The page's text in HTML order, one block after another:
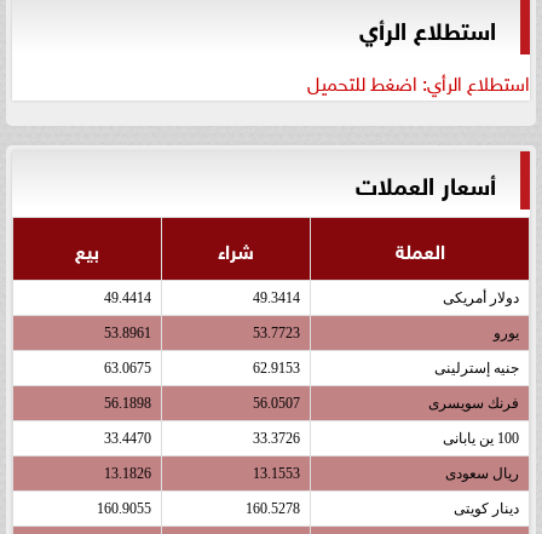
استطلاع الرأي
استطلاع الرأي: اضغط للتحميل
أسعار العملات
العملة شراء بيع
دولار أمريكى 49.3414
49.4414
يورو 53.7723
53.8961
جنيه إسترلينى 62.9153
63.0675
فرنك سويسرى 56.0507
56.1898
100 ين يابانى 33.3726
33.4470
ريال سعودى 13.1553
13.1826
دينار كويتى 160.5278
160.9055